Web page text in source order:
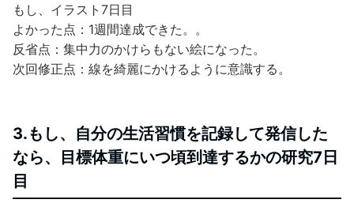
もし、イラスト7日目
よかった点：1週間達成できた。。
反省点：集中力のかけらもない絵になった。
次回修正点：線を綺麗にかけるように意識する。
3.もし、自分の生活習慣を記録して発信した
なら、目標体重にいつ頃到達するかの研究7日
目